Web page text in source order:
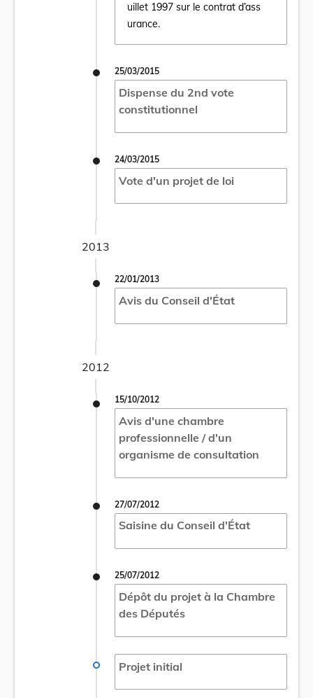
uillet 1997 sur le contrat d’ass
urance.
25/03/2015
Dispense du 2nd vote
constitutionnel
24/03/2015
Vote d'un projet de loi
2013
22/01/2013
Avis du Conseil d'État
2012
15/10/2012
Avis d'une chambre
professionnelle / d'un
organisme de consultation
27/07/2012
Saisine du Conseil d'État
25/07/2012
Dépôt du projet à la Chambre
des Députés
Projet initial